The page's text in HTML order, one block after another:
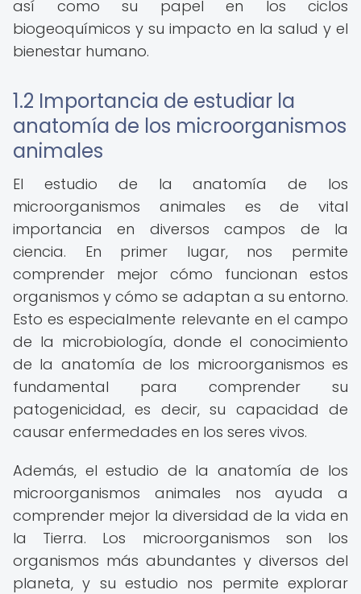
así como su papel en los ciclos
biogeoquímicos y su impacto en la salud y el
bienestar humano.
1.2 Importancia de estudiar la
anatomía de los microorganismos
animales
El estudio de la anatomía de los
microorganismos animales es de vital
importancia en diversos campos de la
ciencia. En primer lugar, nos permite
comprender mejor cómo funcionan estos
organismos y cómo se adaptan a su entorno.
Esto es especialmente relevante en el campo
de la microbiología, donde el conocimiento
de la anatomía de los microorganismos es
fundamental para comprender su
patogenicidad, es decir, su capacidad de
causar enfermedades en los seres vivos.
Además, el estudio de la anatomía de los
microorganismos animales nos ayuda a
comprender mejor la diversidad de la vida en
la Tierra. Los microorganismos son los
organismos más abundantes y diversos del
planeta, y su estudio nos permite explorar